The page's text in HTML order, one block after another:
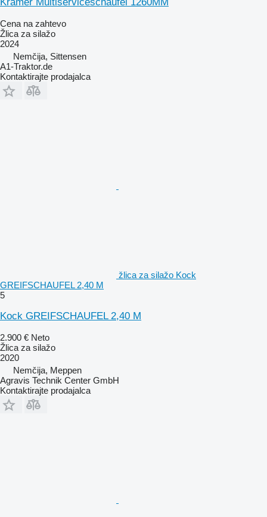
Cena na zahtevo
Žlica za silažo
2024
Nemčija, Sittensen
A1-Traktor.de
Kontaktirajte prodajalca
žlica za silažo Kock
GREIFSCHAUFEL 2,40 M
5
Kock GREIFSCHAUFEL 2,40 M
2.900 € Neto
Žlica za silažo
2020
Nemčija, Meppen
Agravis Technik Center GmbH
Kontaktirajte prodajalca